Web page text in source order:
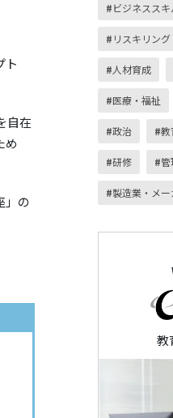
ト
自在
め
」の
ビジネススキ
リスキリング
人材育成
医療・福祉
政治 教
研修 管
製造業・メー
教